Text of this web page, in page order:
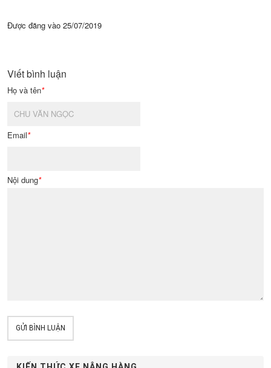
Được đăng vào 25/07/2019
Viết bình luận
Họ và tên*
Email*
Nội dung*
GỬI BÌNH LUẬN